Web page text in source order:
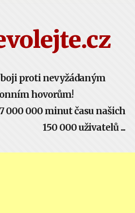
boji proti nevyžádaným
hovorům!
000 000 minut času našich
150 000 uživatelů ...